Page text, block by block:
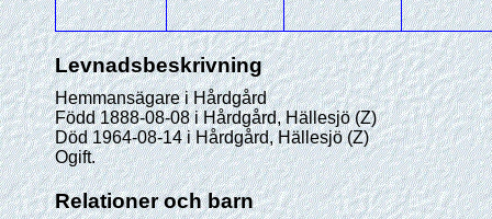
Levnadsbeskrivning
Hemmansägare i Hårdgård
Född 1888-08-08 i Hårdgård, Hällesjö (Z)
Död 1964-08-14 i Hårdgård, Hällesjö (Z)
Ogift.
Relationer och barn